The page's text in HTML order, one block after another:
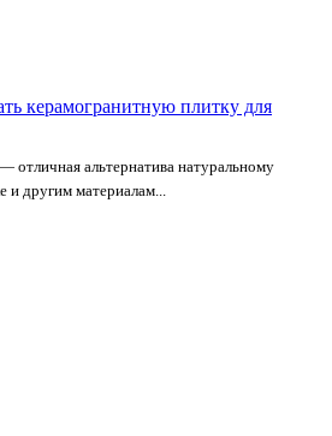
керамогранитную плитку для
отличная альтернатива натуральному
другим материалам...